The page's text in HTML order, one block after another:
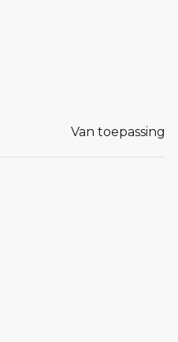
Van toepassing